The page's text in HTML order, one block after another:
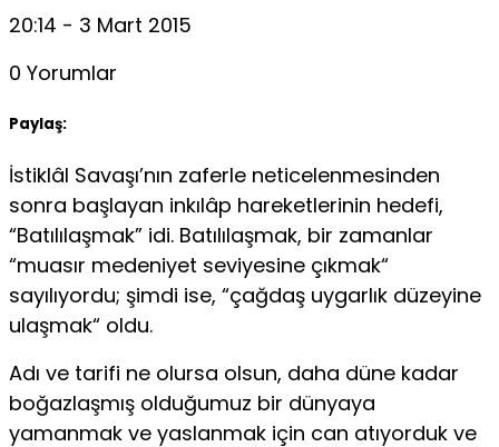
20:14 - 3 Mart 2015
0 Yorumlar
Paylaş:
İstiklâl Savaşı’nın zaferle neticelenmesinden
sonra başlayan inkılâp hareketlerinin hedefi,
“Batılılaşmak” idi. Batılılaşmak, bir zamanlar
“muasır medeniyet seviyesine çıkmak“
sayılıyordu; şimdi ise, “çağdaş uygarlık düzeyine
ulaşmak“ oldu.
Adı ve tarifi ne olursa olsun, daha düne kadar
boğazlaşmış olduğumuz bir dünyaya
yamanmak ve yaslanmak için can atıyorduk ve